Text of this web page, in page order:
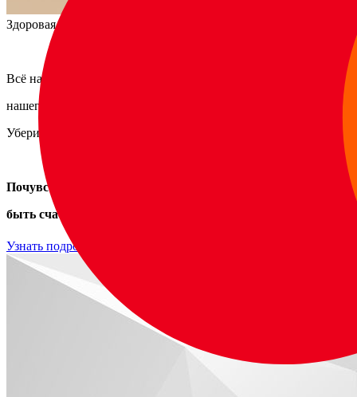
Здоровая спина
Всё начинается с заботы о стопах —
нашего
Убери стресс. Забудь про боль.
Почувствуй лёгкость — и позволь себе
быть счастливым здесь и сейчас.
Узнать подробнее